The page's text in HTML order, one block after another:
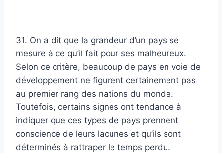
31. On a dit que la grandeur d’un pays se
mesure à ce qu’il fait pour ses malheureux.
Selon ce critère, beaucoup de pays en voie de
développement ne figurent certainement pas
au premier rang des nations du monde.
Toutefois, certains signes ont tendance à
indiquer que ces types de pays prennent
conscience de leurs lacunes et qu’ils sont
déterminés à rattraper le temps perdu.